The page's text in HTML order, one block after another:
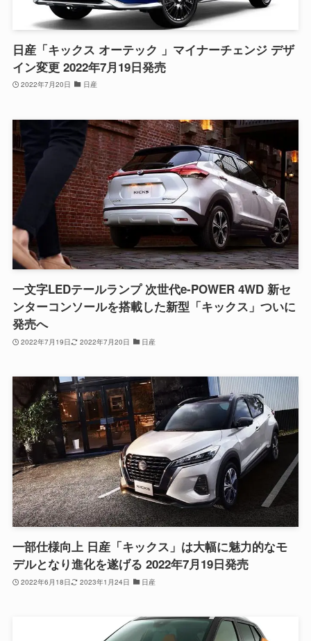
日産「キックス オーテック 」マイナーチェンジ デザ
イン変更 2022年7月19日発売
2022年7月20日 日産
一文字LEDテールランプ 次世代e-POWER 4WD 新セ
ンターコンソールを搭載した新型「キックス」ついに
発売へ
2022年7月19日 2022年7月20日 日産
一部仕様向上 日産「キックス」は大幅に魅力的なモ
デルとなり進化を遂げる 2022年7月19日発売
2022年6月18日 2023年1月24日 日産